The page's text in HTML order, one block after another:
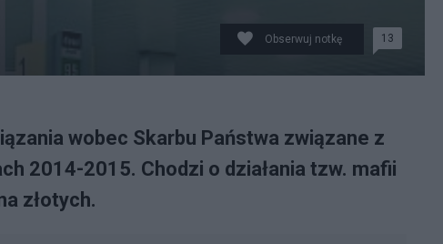
Obserwuj notkę 13
wobec Skarbu Państwa związane z
2014-2015. Chodzi o działania tzw. mafii
złotych.